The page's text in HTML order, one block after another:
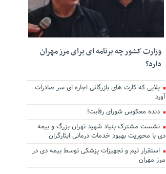
وزارت کشور چه برنامه ای برای مرز مهران
دارد؟
بلایی که کارت های بازرگانی اجاره ای سر صادرات
آورد
دنده معکوس شورای رقابت!
نشست مشترک بنیاد شهید تهران بزرگ و بیمه
دی با محوریت بهبود خدمات درمانی ایثارگران
استقرار تیم و تجهیزات پزشکی توسط بیمه دی در
مرز مهران